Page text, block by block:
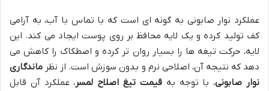
عملکرد نوار صابونی به گونه ای است که با تماس با آب، به آرامی
کف تولید کرده و یک لایه محافظ بر روی پوست ایجاد می کند. این
لایه، حرکت تیغه ها را بسیار روان تر کرده و اصطکاک را کاهش می
دهد که نتیجه آن، اصلاحی نرم و بدون سوزش است. از نظر ماندگاری
نوار صابونی، با توجه بهقیمت تیغ اصلاح لمسر، عملکرد آن قابل